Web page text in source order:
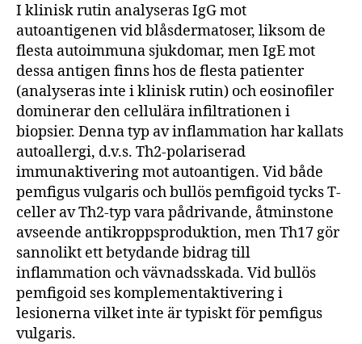
I klinisk rutin analyseras IgG mot
autoantigenen vid blåsdermatoser, liksom de
flesta autoimmuna sjukdomar, men IgE mot
dessa antigen finns hos de flesta patienter
(analyseras inte i klinisk rutin) och eosinofiler
dominerar den cellulära infiltrationen i
biopsier. Denna typ av inflammation har kallats
autoallergi, d.v.s. Th2-polariserad
immunaktivering mot autoantigen. Vid både
pemfigus vulgaris och bullös pemfigoid tycks T-
celler av Th2-typ vara pådrivande, åtminstone
avseende antikroppsproduktion, men Th17 gör
sannolikt ett betydande bidrag till
inflammation och vävnadsskada. Vid bullös
pemfigoid ses komplementaktivering i
lesionerna vilket inte är typiskt för pemfigus
vulgaris.